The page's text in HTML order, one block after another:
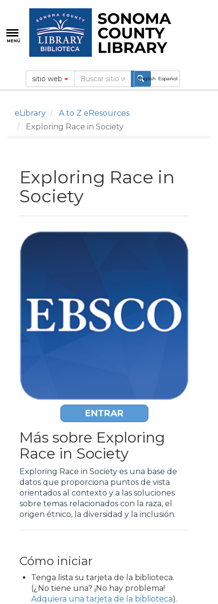
contenido
principal
MENÚ
English Español
sitio web
eLibrary
A to Z eResources
Exploring Race in Society
Exploring Race in
Society
ENTRAR
Más sobre Exploring
Race in Society
Exploring Race in Society es una base de
datos que proporciona puntos de vista
orientados al contexto y a las soluciones
sobre temas relacionados con la raza, el
origen étnico, la diversidad y la inclusión.
Cómo iniciar
Tenga lista su tarjeta de la biblioteca.
(¿No tiene una? ¡No hay problema!
Adquiera una tarjeta de la biblioteca).